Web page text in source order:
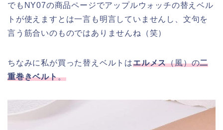
でもNY07の商品ページでアップルウォッチの替えベル
トが使えますとは一言も明言していませんし、文句を
言う筋合いのものではありませんね（笑）
ちなみに私が買った替えベルトはエルメス（風）の二
重巻きベルト。